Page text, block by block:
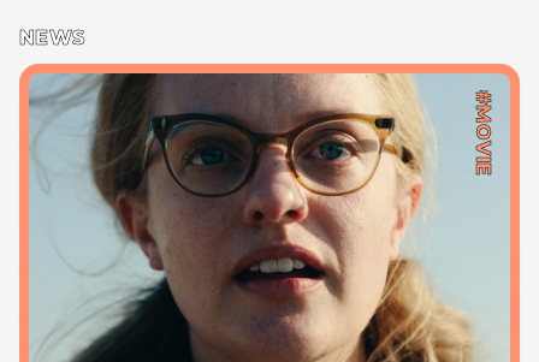
NEWS
#MOVIE